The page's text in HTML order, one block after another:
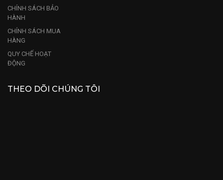
CHÍNH SÁCH BẢO
HÀNH
CHÍNH SÁCH MUA
HÀNG
QUY CHẾ HOẠT
ĐỘNG
THEO DÕI CHÚNG TÔI